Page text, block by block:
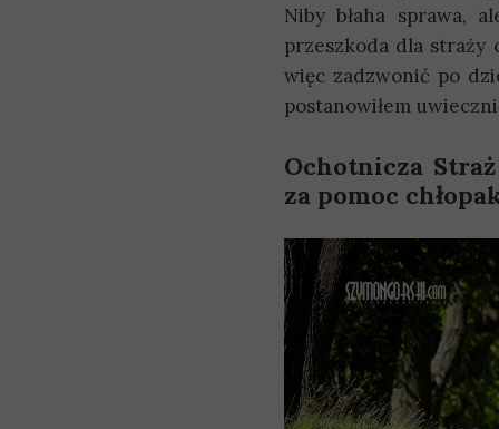
Niby błaha sprawa,
przeszkoda dla straży
więc zadzwonić po
postanowiłem
Ochotnicza
za pomoc